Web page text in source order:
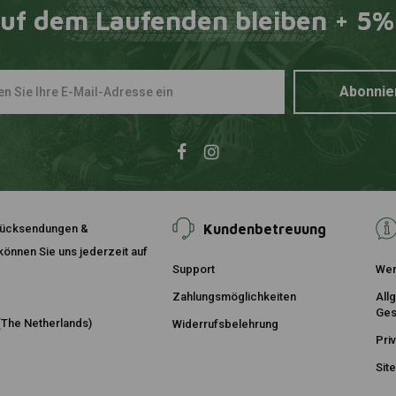
700
€19,95
dem Laufenden bleiben +
&
Sie uns jederzeit auf
Netherlands)
Kundenbetreuung
Support
Zahlungsmöglichkeiten
Widerrufsbelehrung